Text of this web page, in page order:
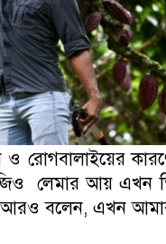
রোগবালাইয়ের
লেমার আয় এখন
বলেন, এখন